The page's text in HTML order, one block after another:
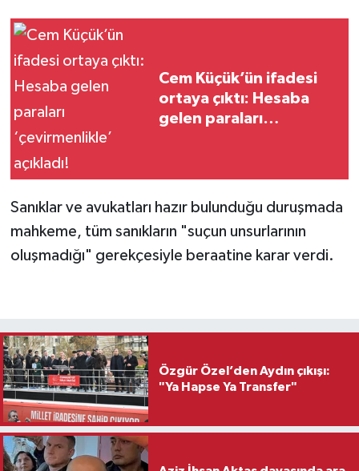
Cem Küçük’ün ifadesi
ortaya çıktı: Hesaba
gelen paraları
Sanıklar ve avukatları hazır bulunduğu duruşmada
mahkeme, tüm sanıkların "suçun unsurlarının
oluşmadığı" gerekçesiyle beraatine karar verdi.
Özgür Özel’den Aydın çıkışı:
"Ya Hapse Ya Transfer"